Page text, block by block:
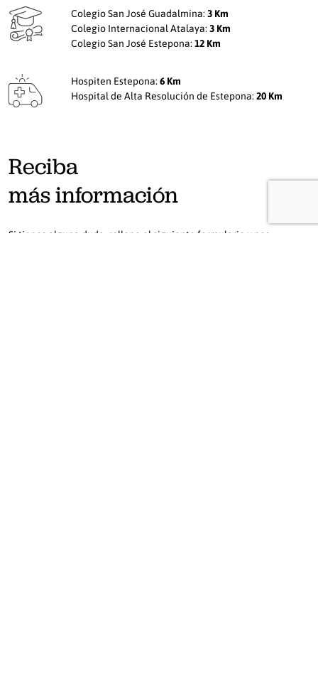
Colegio San José Guadalmina: 3 Km
Colegio Internacional Atalaya: 3 Km
Colegio San José Estepona: 12 Km
Hospiten Estepona: 6 Km
Hospital de Alta Resolución de Estepona: 20 Km
Reciba
más información
Si tienes alguna duda, rellene el siguiente formulario y nos